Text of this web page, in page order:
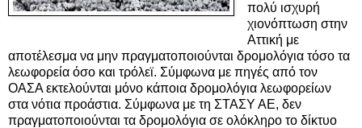
πολύ ισχυρή
χιονόπτωση στην
Αττική με
αποτέλεσμα να μην πραγματοποιούνται δρομολόγια τόσο τα
λεωφορεία όσο και τρόλεϊ. Σύμφωνα με πηγές από τον
ΟΑΣΑ εκτελούνται μόνο κάποια δρομολόγια λεωφορείων
στα νότια προάστια. Σύμφωνα με τη ΣΤΑΣΥ ΑΕ, δεν
πραγματοποιούνται τα δρομολόγια σε ολόκληρο το δίκτυο